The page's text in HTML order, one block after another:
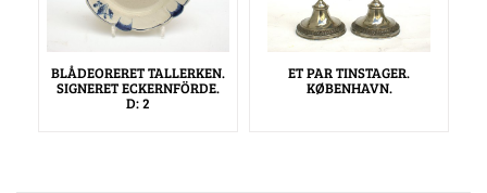
BLÅDEORERET TALLERKEN.
SIGNERET ECKERNFÖRDE.
D: 2
ET PAR TINSTAGER.
KØBENHAVN.